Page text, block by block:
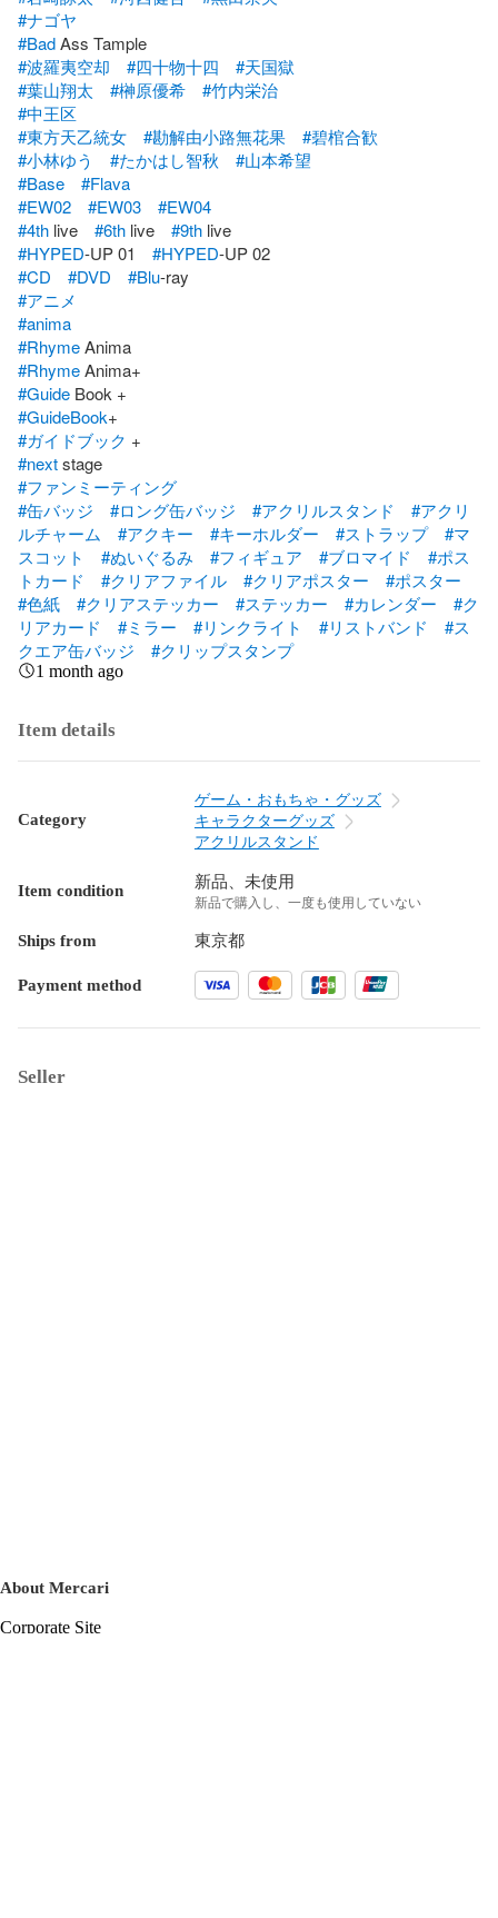
#ナゴヤ
#Bad
#波羅夷空却
#四十物十四
#天国獄
#葉山翔太
#榊原優希
#竹内栄治
#中王区
#東方天乙統女
#勘解由小路無花果
#碧棺合歓
#小林ゆう
#たかはし智秋
#山本希望
#Base
#Flava
#EW02
#EW03
#EW04
#4th live #6th live #9th
#HYPED-UP 01 #HYPED
#CD
#DVD #Blu
#アニメ
#anima
#Rhyme
#Rhyme
#Guide
#GuideBook
#ガイドブック
#next
#ファンミーティング
#缶バッジ
#ロング缶バッジ #アクリルスタンド
#アクリ
ルチャーム
#アクキー #キーホルダー #ストラップ
#マ
スコット
#ぬいぐるみ #フィギュア #ブロマイド
#ポス
トカード
#クリアファイル #クリアポスター
#ポスター
#色紙
#クリアステッカー #ステッカー #カレンダー
#ク
リアカード
#ミラー #リンクライト #リストバンド
#ス
クエア缶バッジ
#クリップスタンプ
1 month ago
Item details
Category
ゲーム・おもちゃ・グッズ
キャラクターグッズ
アクリルスタンド
Item condition 新品、未使用
新品で購入し、一度も使用していない
Ships from 東京都
Payment method
Seller
About Mercari
Corporate Site